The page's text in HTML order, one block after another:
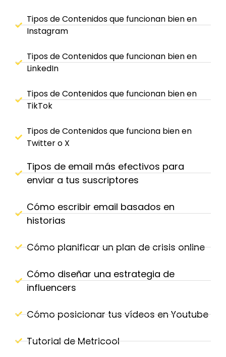
Tipos de Contenidos que funcionan bien en
Instagram
Tipos de Contenidos que funcionan bien en
LinkedIn
Tipos de Contenidos que funcionan bien en
TikTok
Tipos de Contenidos que funciona bien en
Twitter o X
Tipos de email más efectivos para
enviar a tus suscriptores
Cómo escribir email basados en
historias
Cómo planificar un plan de crisis online
Cómo diseñar una estrategia de
influencers
Cómo posicionar tus vídeos en Youtube
Tutorial de Metricool